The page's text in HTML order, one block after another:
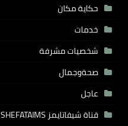
حكاية مكان
خدمات
شخصيات مشرفة
صحةوجمال
عاجل
قناة شيفاتايمز TV / SHEFATAIMS